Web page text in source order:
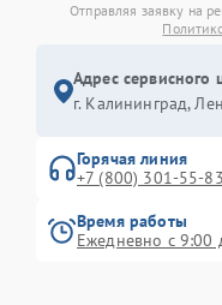
Отправляя заявку на
Адрес сервисного
г. Калининград,
Горячая линия
+7 (800) 301-55-83
Время работы
Ежедневно с 9:00